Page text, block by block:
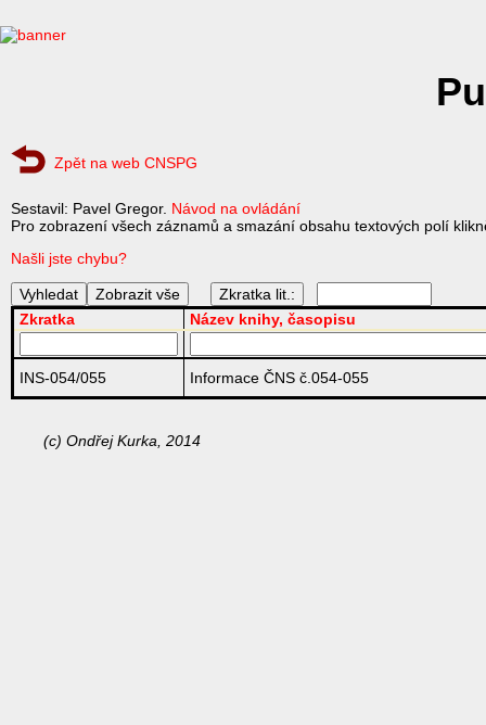
Zpět na web CNSPG
Sestavil: Pavel Gregor. Návod na ovládání
Pro zobrazení všech záznamů a smazání obsahu textových polí
Našli jste chybu?
Zkratka lit.:
Zkratka
Název knihy, časopisu
INS-054/055 Informace ČNS č.054-055
(c) Ondřej Kurka, 2014